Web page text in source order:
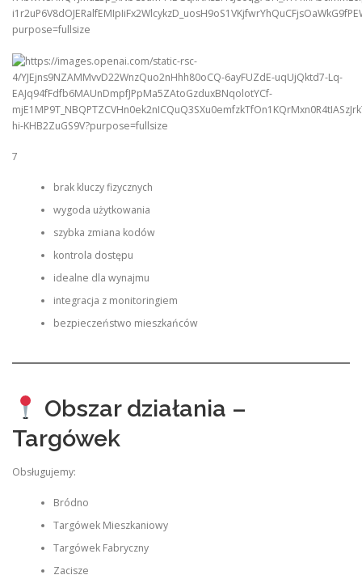
7
brak kluczy fizycznych
wygoda użytkowania
szybka zmiana kodów
kontrola dostępu
idealne dla wynajmu
integracja z monitoringiem
bezpieczeństwo mieszkańców
Obszar działania –
Targówek
Obsługujemy:
Bródno
Targówek Mieszkaniowy
Targówek Fabryczny
Zacisze